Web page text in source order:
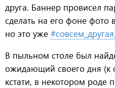
друга. Баннер провисел
сделать на его фоне фото
но это уже
В пыльном столе был
ожидающий своего дня (к
кстати, в некотором роде